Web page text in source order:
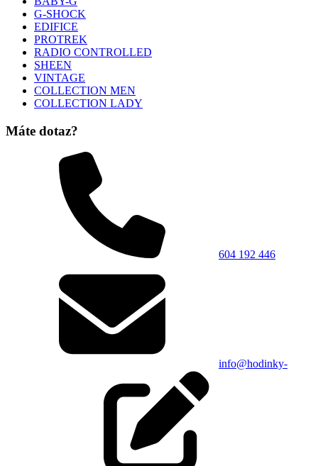
G-SHOCK
EDIFICE
PROTREK
RADIO CONTROLLED
SHEEN
VINTAGE
COLLECTION MEN
COLLECTION LADY
Máte dotaz?
604 192 446
info@hodinky-